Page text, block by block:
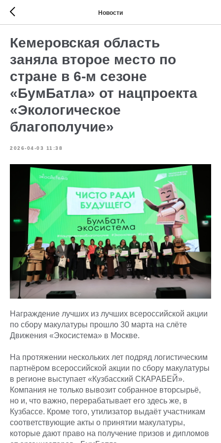
Новости
Кемеровская область
заняла второе место по
стране в 6-м сезоне
«БумБатла» от нацпроекта
«Экологическое
благополучие»
2026-04-03 11:38
Награждение лучших из лучших всероссийской акции
по сбору макулатуры прошло 30 марта на слёте
Движения «Экосистема» в Москве.
На протяжении нескольких лет подряд логистическим
партнёром всероссийской акции по сбору макулатуры
в регионе выступает «Кузбасский СКАРАБЕЙ».
Компания не только вывозит собранное вторсырьё,
но и, что важно, перерабатывает его здесь же, в
Кузбассе. Кроме того, утилизатор выдаёт участникам
соответствующие акты о принятии макулатуры,
которые дают право на получение призов и дипломов